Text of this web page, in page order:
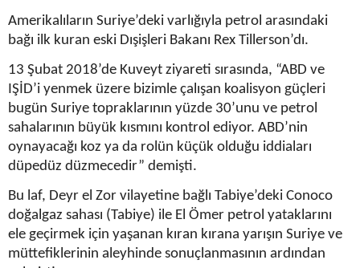
Amerikalıların Suriye’deki varlığıyla petrol arasındaki
bağı ilk kuran eski Dışişleri Bakanı Rex Tillerson’dı.
13 Şubat 2018’de Kuveyt ziyareti sırasında, “ABD ve
IŞİD’i yenmek üzere bizimle çalışan koalisyon güçleri
bugün Suriye topraklarının yüzde 30’unu ve petrol
sahalarının büyük kısmını kontrol ediyor. ABD’nin
oynayacağı koz ya da rolün küçük olduğu iddiaları
düpedüz düzmecedir” demişti.
Bu laf, Deyr el Zor vilayetine bağlı Tabiye’deki Conoco
doğalgaz sahası (Tabiye) ile El Ömer petrol yataklarını
ele geçirmek için yaşanan kıran kırana yarışın Suriye ve
müttefiklerinin aleyhinde sonuçlanmasının ardından